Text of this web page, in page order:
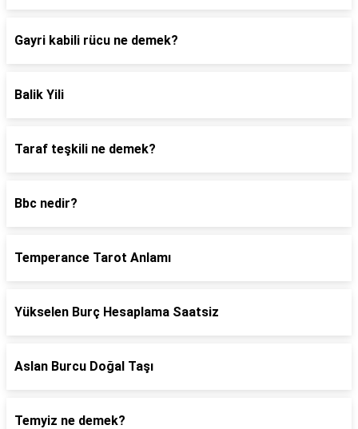
Gayri kabili rücu ne demek?
Balik Yili
Taraf teşkili ne demek?
Bbc nedir?
Temperance Tarot Anlamı
Yükselen Burç Hesaplama Saatsiz
Aslan Burcu Doğal Taşı
Temyiz ne demek?